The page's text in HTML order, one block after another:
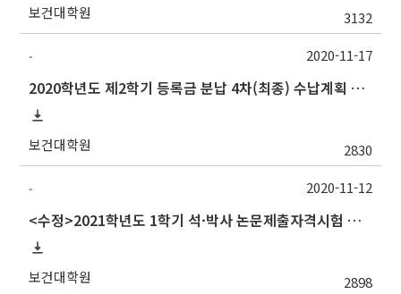
보건대학원 3132
-
2020학년도 제2학기 등록금 분납 4차(최종) 수납계획 알림
보건대학원 2830
2020-11-17
-
<수정>2021학년도 1학기 석·박사 논문제출자격시험 안내 (TSQ exam)_시험일변경
보건대학원 2898
2020-11-12